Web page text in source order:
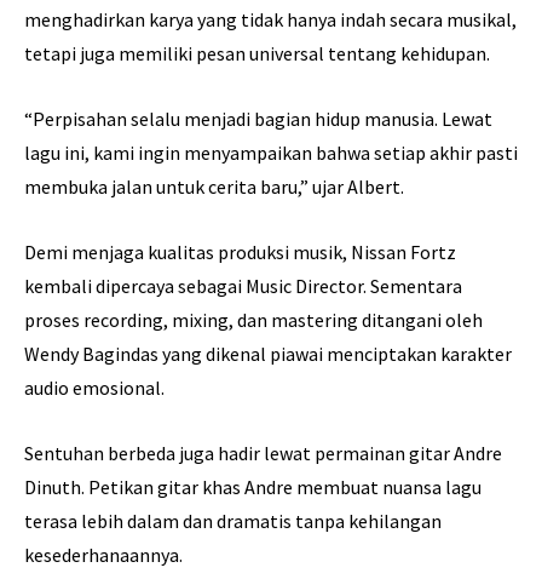
menghadirkan karya yang tidak hanya indah secara musikal,
tetapi juga memiliki pesan universal tentang kehidupan.
“Perpisahan selalu menjadi bagian hidup manusia. Lewat
lagu ini, kami ingin menyampaikan bahwa setiap akhir pasti
membuka jalan untuk cerita baru,” ujar Albert.
Demi menjaga kualitas produksi musik, Nissan Fortz
kembali dipercaya sebagai Music Director. Sementara
proses recording, mixing, dan mastering ditangani oleh
Wendy Bagindas yang dikenal piawai menciptakan karakter
audio emosional.
Sentuhan berbeda juga hadir lewat permainan gitar Andre
Dinuth. Petikan gitar khas Andre membuat nuansa lagu
terasa lebih dalam dan dramatis tanpa kehilangan
kesederhanaannya.